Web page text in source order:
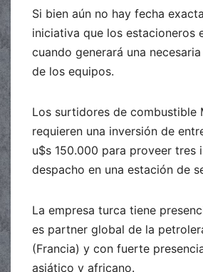
Si bien aún no hay fecha
iniciativa que los estacioneros
cuando generará una
de los equipos.
Los surtidores de combustible
requieren una inversión de
u$s 150.000 para proveer tres
despacho en una estación de
La empresa turca tiene
es partner global de la
(Francia) y con fuerte
asiático y africano.